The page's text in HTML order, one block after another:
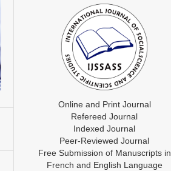
Online and Print Journal
Refereed Journal
Indexed Journal
Peer-Reviewed Journal
Free Submission of Manuscripts in
French and English Language